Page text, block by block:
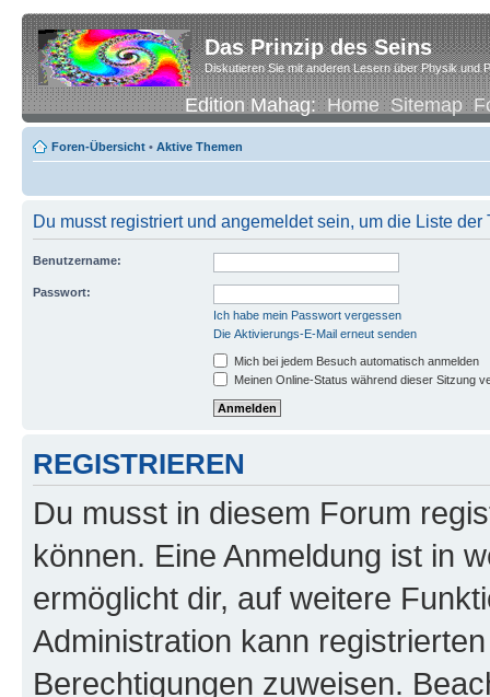
Das Prinzip des Seins
Diskutieren Sie mit anderen Lesern über Physik und
Edition Mahag:Home Sitemap
Foren-Übersicht • Aktive Themen
Du musst registriert und angemeldet sein, um die Liste
Benutzername:
Passwort:
Ich habe mein Passwort vergessen
Die Aktivierungs-E-Mail erneut senden
Mich bei jedem Besuch automatisch anmelden
Meinen Online-Status während dieser Sitzung
REGISTRIEREN
Du musst in diesem Forum
können. Eine Anmeldung ist in
ermöglicht dir, auf weitere
Administration kann
Berechtigungen zuweisen.